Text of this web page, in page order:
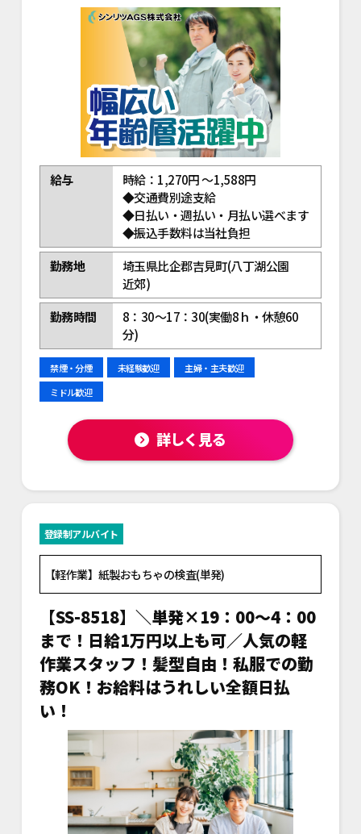
給与
時給：1,270円 ～1,588円
◆交通費別途支給
◆日払い・週払い・月払い選べます
◆振込手数料は当社負担
勤務地
埼玉県比企郡吉見町(八丁湖公園
近郊)
勤務時間
8：30～17：30(実働8ｈ・休憩60
分)
禁煙・分煙 未経験歓迎
主婦・主夫歓迎
ミドル歓迎
詳しく見る
登録制アルバイト
【軽作業】紙製おもちゃの検査(単発)
【SS-8518】＼単発×19：00～4：00
まで！日給1万円以上も可／人気の軽
作業スタッフ！髪型自由！私服での勤
務OK！お給料はうれしい全額日払
い！